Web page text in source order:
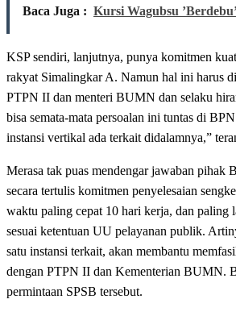
Baca Juga : Kursi Wagubsu
KSP sendiri, lanjutnya, punya komitmen
rakyat Simalingkar A. Namun hal ini harus
PTPN II dan menteri BUMN dan selaku
bisa semata-mata persoalan ini tuntas di
instansi vertikal ada terkait didalamnya,”
Merasa tak puas mendengar jawaban pihak
secara tertulis komitmen penyelesaian
waktu paling cepat 10 hari kerja, dan paling
sesuai ketentuan UU pelayanan publik.
satu instansi terkait, akan membantu
dengan PTPN II dan Kementerian BUMN.
permintaan SPSB tersebut.